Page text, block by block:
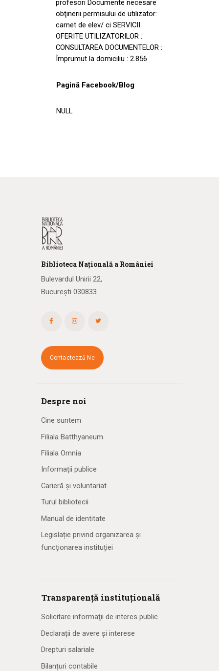
profesori Documente necesare
obţinerii permisului de utilizator:
carnet de elev/ ci SERVICII
OFERITE UTILIZATORILOR :
CONSULTAREA DOCUMENTELOR :
Împrumut la domiciliu : 2.856
Pagină Facebook/Blog
NULL
Biblioteca Națională a României
Bulevardul Unirii 22,
București 030833
Contactează-Ne
Despre noi
Cine suntem
Filiala Batthyaneum
Filiala Omnia
Informații publice
Carieră și voluntariat
Turul bibliotecii
Manual de identitate
Legislație privind organizarea și
funcționarea instituției
Transparență instituțională
Solicitare informaţii de interes public
Declarații de avere și interese
Drepturi salariale
Bilanțuri contabile